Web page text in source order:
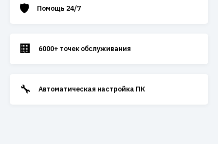
🛡️ Помощь 24/7
🏢 6000+ точек обслуживания
🔧 Автоматическая настройка ПК